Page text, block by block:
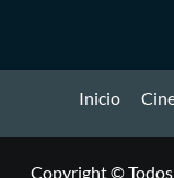
Inicio
Copyright © Todos